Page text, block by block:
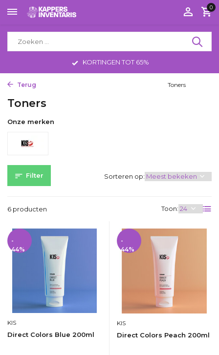
0
KORTINGEN TOT 65%
Terug Toners
Toners
Onze merken
Filter
6 producten Toon:
Sorteren op:
-
44%
KIS
Direct Colors Blue 200ml
-
44%
KIS
Direct Colors Peach 200ml